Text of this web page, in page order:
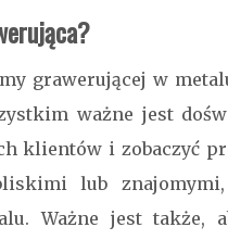
grawerującej w
ważne jest
klientów i zobaczyć
lub
Ważne jest także,